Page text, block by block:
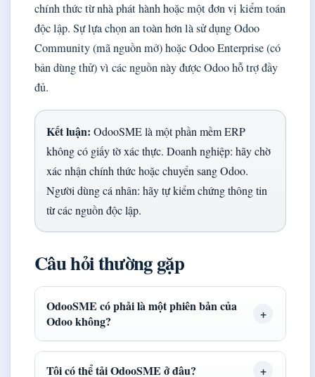
chính thức từ nhà phát hành hoặc một đơn vị kiểm toán
độc lập. Sự lựa chọn an toàn hơn là sử dụng Odoo
Community (mã nguồn mở) hoặc Odoo Enterprise (có
bản dùng thử) vì các nguồn này được Odoo hỗ trợ đầy
đủ.
Kết luận: OdooSME là một phần mềm ERP
không có giấy tờ xác thực. Doanh nghiệp: hãy chờ
xác nhận chính thức hoặc chuyển sang Odoo.
Người dùng cá nhân: hãy tự kiểm chứng thông tin
từ các nguồn độc lập.
Câu hỏi thường gặp
OdooSME có phải là một phiên bản của
Odoo không?
Tôi có thể tải OdooSME ở đâu?